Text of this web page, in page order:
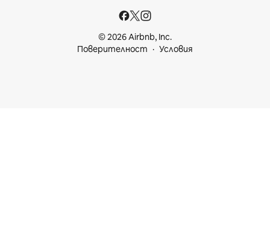
© 2026 Airbnb, Inc.
Поверителност
Условия